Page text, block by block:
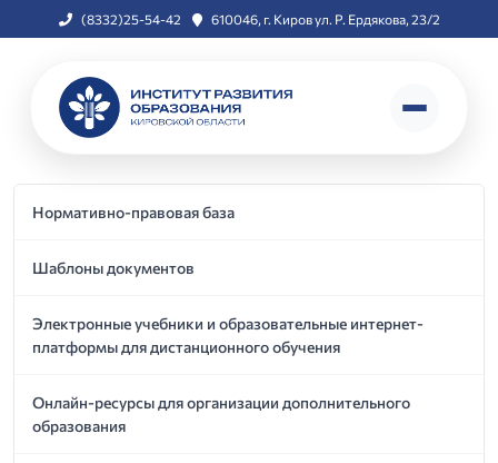
(8332)25-54-42 610046, г. Киров ул. Р. Ердякова, 23/2
Нормативно-правовая база
Шаблоны документов
Электронные учебники и образовательные интернет-
платформы для дистанционного обучения
Онлайн-ресурсы для организации дополнительного
образования